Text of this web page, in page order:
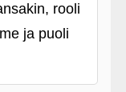
rooli
ja puoli